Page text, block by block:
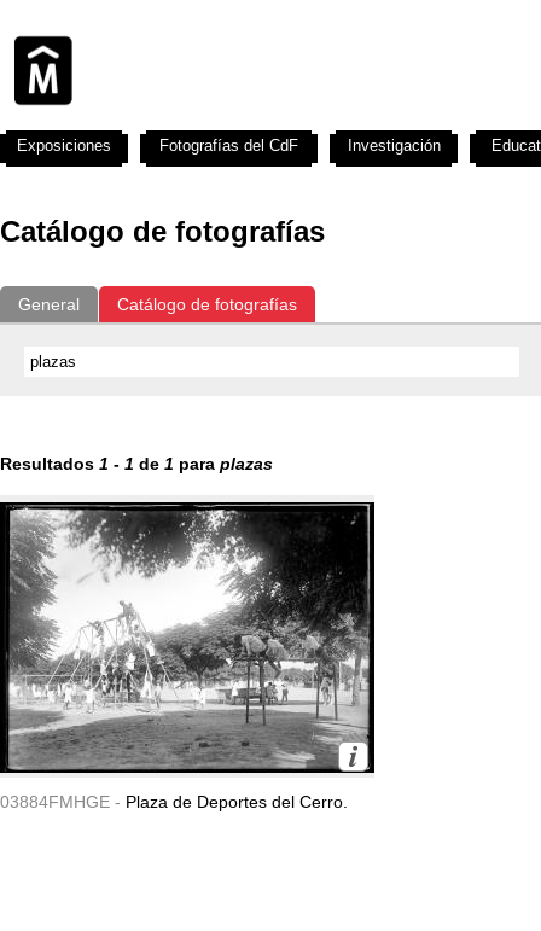
Catálogo de fotografías
General Catálogo de fotografías
Resultados 1 - 1 de 1 para plazas
03884FMHGE - Plaza de Deportes del Cerro.
Exposiciones Fotografías del CdF Investigación